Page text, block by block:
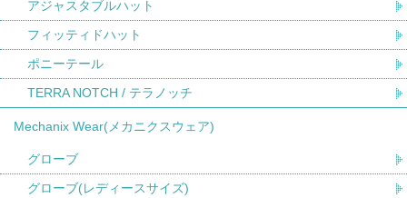
アジャスタブルハット
フィッティドハット
ポニーテール
TERRA NOTCH / テラノッチ
Mechanix Wear(メカニクスウェア)
グローブ
グローブ(レディースサイズ)